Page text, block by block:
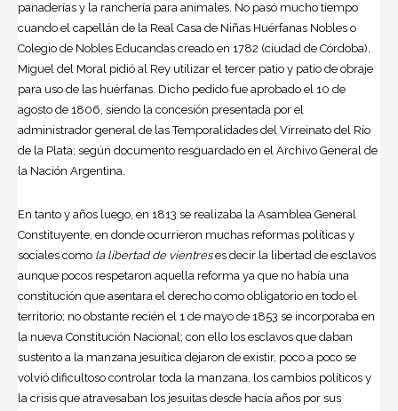
panaderías y la ranchería para animales. No pasó mucho tiempo
cuando el capellán de la Real Casa de Niñas Huérfanas Nobles o
Colegio de Nobles Educandas creado en 1782 (ciudad de Córdoba),
Miguel del Moral pidió al Rey utilizar el tercer patio y patio de obraje
para uso de las huérfanas. Dicho pedido fue aprobado el 10 de
agosto de 1806, siendo la concesión presentada por el
administrador general de las Temporalidades del Virreinato del Río
de la Plata; según documento resguardado en el Archivo General de
la Nación Argentina.
En tanto y años luego, en 1813 se realizaba la Asamblea General
Constituyente, en donde ocurrieron muchas reformas políticas y
sociales como la libertad de vientreses decir la libertad de esclavos
aunque pocos respetaron aquella reforma ya que no había una
constitución que asentara el derecho como obligatorio en todo el
territorio; no obstante recién el 1 de mayo de 1853 se incorporaba en
la nueva Constitución Nacional; con ello los esclavos que daban
sustento a la manzana jesuítica dejaron de existir, poco a poco se
volvió dificultoso controlar toda la manzana, los cambios políticos y
la crisis que atravesaban los jesuitas desde hacía años por sus